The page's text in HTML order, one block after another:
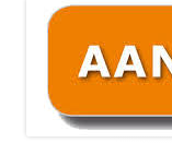
Hoofd
sidebar